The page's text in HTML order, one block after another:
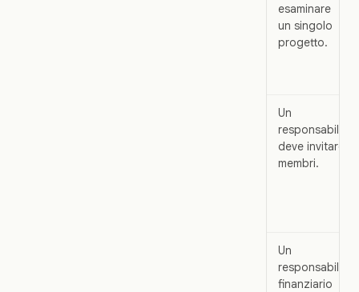
esaminare
un singolo
progetto.
Un
responsabile
deve invitare
membri.
Un
responsabile
finanziario